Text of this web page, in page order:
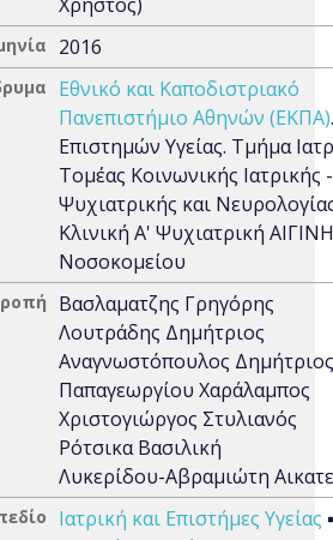
2016
Εθνικό και Καποδιστριακό
Πανεπιστήμιο Αθηνών (ΕΚΠΑ)
Επιστημών Υγείας. Τμήμα
Τομέας Κοινωνικής Ιατρικής -
Ψυχιατρικής και
Κλινική Α' Ψυχιατρική
Νοσοκομείου
Βασλαματζης Γρηγόρης
Λουτράδης Δημήτριος
Αναγνωστόπουλος Δημήτριος
Παπαγεωργίου Χαράλαμπος
Χριστογιώργος Στυλιανός
Ρότσικα Βασιλική
Λυκερίδου-Αβραμιώτη
Ιατρική και Επιστήμες Υγείας